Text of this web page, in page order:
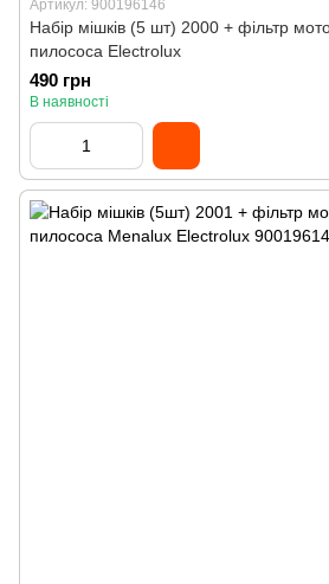
Артикул: 900196146
Набір мішків (5 шт) 2000 + фільтр
пилососа Electrolux
490 грн
В наявності